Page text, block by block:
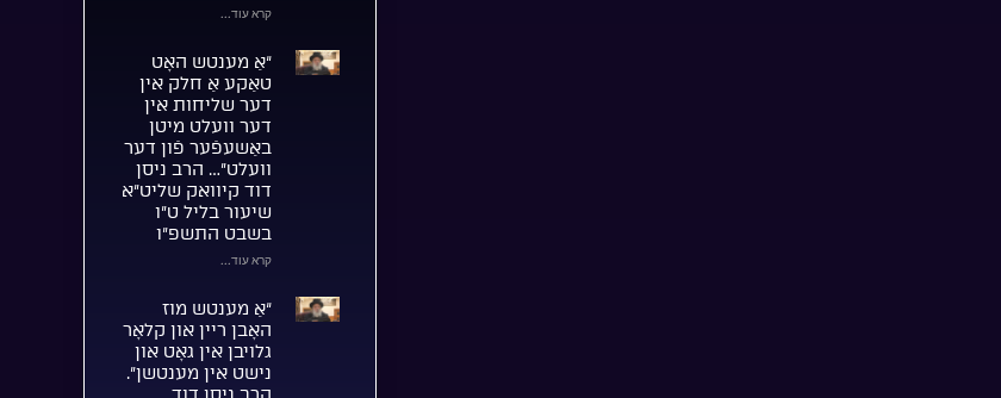
קרא עוד...
“אַ מענטש האָט
טאַקע אַ חלק אין
דער שליחות אין
דער וועלט מיטן
באַשעפֿער פֿון דער
וועלט”… הרב ניסן
דוד קיוואק שליט”א
שיעור בליל ט”ו
בשבט התשפ”ו
קרא עוד...
“אַ מענטש מוז
האָבן ריין און קלאָר
גלויבן אין גאָט און
נישט אין מענטשן”.